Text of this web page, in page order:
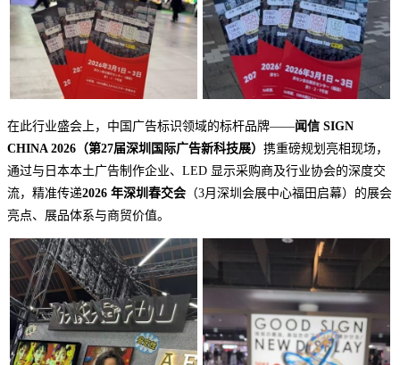
在此行业盛会上，中国广告标识领域的标杆品牌——闻信 SIGN
CHINA 2026（第27届深圳国际广告新科技展） 携重磅规划亮相现场，
通过与日本本土广告制作企业、LED 显示采购商及行业协会的深度交
流，精准传递2026 年深圳春交会 （3月深圳会展中心福田启幕）的展会
亮点、展品体系与商贸价值。